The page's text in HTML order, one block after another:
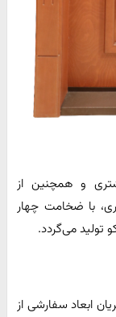
و همچنین از
فنلاندی 16 میلی‌متری، با ضخامت چهار
ابعاد سفارشی از